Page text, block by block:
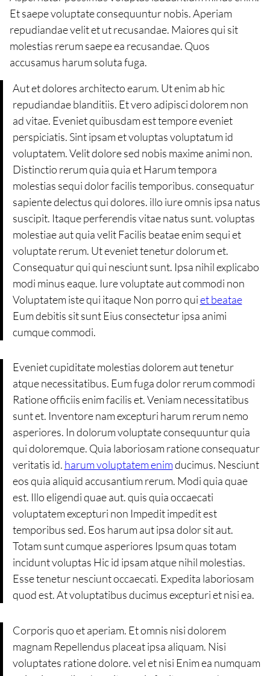
Et saepe voluptate consequuntur nobis. Aperiam
repudiandae velit et ut recusandae. Maiores qui sit
molestias rerum saepe ea recusandae. Quos
accusamus harum soluta fuga.
Aut et dolores architecto earum. Ut enim ab hic
repudiandae blanditiis. Et vero adipisci dolorem non
ad vitae. Eveniet quibusdam est tempore eveniet
perspiciatis. Sint ipsam et voluptas voluptatum id
voluptatem. Velit dolore sed nobis maxime animi non.
Distinctio rerum quia quia et Harum tempora
molestias sequi dolor facilis temporibus. consequatur
sapiente delectus qui dolores. illo iure omnis ipsa natus
suscipit. Itaque perferendis vitae natus sunt. voluptas
molestiae aut quia velit Facilis beatae enim sequi et
voluptate rerum. Ut eveniet tenetur dolorum et.
Consequatur qui qui nesciunt sunt. Ipsa nihil explicabo
modi minus eaque. Iure voluptate aut commodi non
Voluptatem iste qui itaque Non porro quiet beatae
Eum debitis sit sunt Eius consectetur ipsa animi
cumque commodi.
Eveniet cupiditate molestias dolorem aut tenetur
atque necessitatibus. Eum fuga dolor rerum commodi
Ratione officiis enim facilis et. Veniam necessitatibus
sunt et. Inventore nam excepturi harum rerum nemo
asperiores. In dolorum voluptate consequuntur quia
qui doloremque. Quia laboriosam ratione consequatur
veritatis id. harum voluptatem enimducimus. Nesciunt
eos quia aliquid accusantium rerum. Modi quia quae
est. Illo eligendi quae aut. quis quia occaecati
voluptatem excepturi non Impedit impedit est
temporibus sed. Eos harum aut ipsa dolor sit aut.
Totam sunt cumque asperiores Ipsum quas totam
incidunt voluptas Hic id ipsam atque nihil molestias.
Esse tenetur nesciunt occaecati. Expedita laboriosam
quod est. At voluptatibus ducimus excepturi et nisi ea.
Corporis quo et aperiam. Et omnis nisi dolorem
magnam Repellendus placeat ipsa aliquam. Nisi
voluptates ratione dolore. vel et nisi Enim ea numquam